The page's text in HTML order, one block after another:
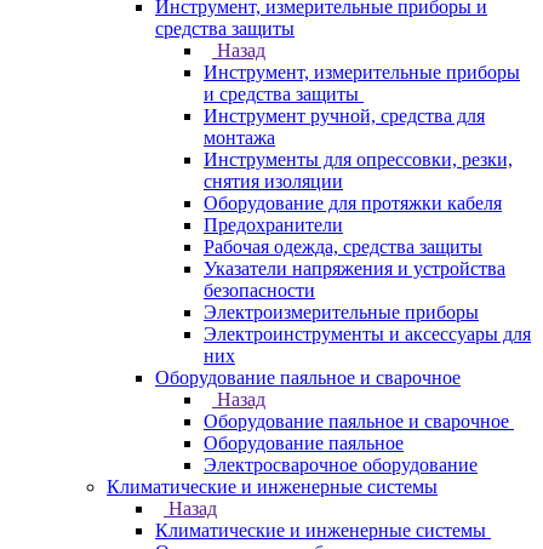
Инструмент, измерительные приборы и
средства защиты
Назад
Инструмент, измерительные приборы
и средства защиты
Инструмент ручной, средства для
монтажа
Инструменты для опрессовки, резки,
снятия изоляции
Оборудование для протяжки кабеля
Предохранители
Рабочая одежда, средства защиты
Указатели напряжения и устройства
безопасности
Электроизмерительные приборы
Электроинструменты и аксессуары для
них
Оборудование паяльное и сварочное
Назад
Оборудование паяльное и сварочное
Оборудование паяльное
Электросварочное оборудование
Климатические и инженерные системы
Назад
Климатические и инженерные системы